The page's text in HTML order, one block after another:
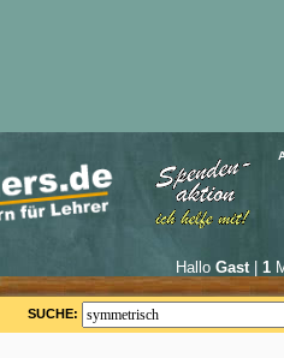
Hallo Gast| 1
SUCHE: